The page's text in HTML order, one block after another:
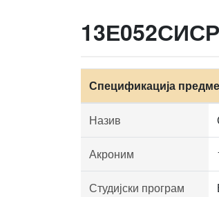
Спецификација
Назив
Акроним
Студијски програм